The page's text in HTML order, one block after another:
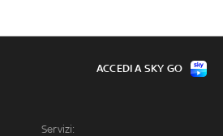
Servizi:
ACCEDI A SKY GO